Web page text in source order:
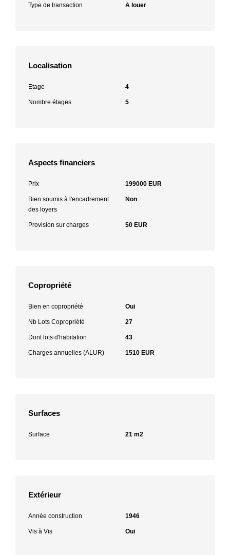
Type de transaction A louer
Localisation
Etage 4
Nombre étages 5
Aspects financiers
Prix 199000 EUR
Bien soumis à l'encadrement
des loyers
Non
Provision sur charges 50 EUR
Copropriété
Bien en copropriété Oui
Nb Lots Copropriété 27
Dont lots d'habitation 43
Charges annuelles (ALUR) 1510 EUR
Surfaces
Surface 21 m2
Extérieur
Année construction 1946
Vis à Vis Oui